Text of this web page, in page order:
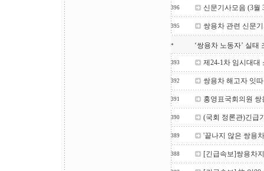
396 신문기사모음 (3월
395 쌍용차 관련 신문
* ‘쌍용차 노동자’ 실태
393 제24-1차 임시대대
392 쌍용차 해고자 잇
391 홍영표국회의원
390 (국회 정론관)긴급
389 '끝나지 않은 쌍용
388 [긴급속보]쌍용차